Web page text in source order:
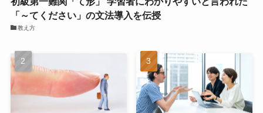
「～てください」の文法導入を伝授
教え方